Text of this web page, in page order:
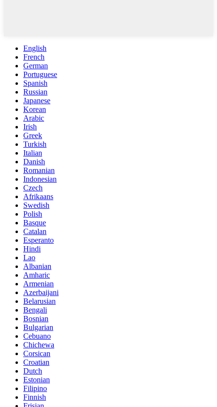
English
French
German
Portuguese
Spanish
Russian
Japanese
Korean
Arabic
Irish
Greek
Turkish
Italian
Danish
Romanian
Indonesian
Czech
Afrikaans
Swedish
Polish
Basque
Catalan
Esperanto
Hindi
Lao
Albanian
Amharic
Armenian
Azerbaijani
Belarusian
Bengali
Bosnian
Bulgarian
Cebuano
Chichewa
Corsican
Croatian
Dutch
Estonian
Filipino
Finnish